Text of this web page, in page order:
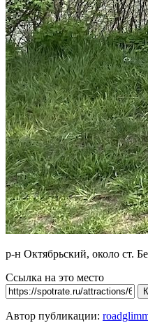
р-н Октябрьский, около ст.
Ссылка на это место
Автор публикации: